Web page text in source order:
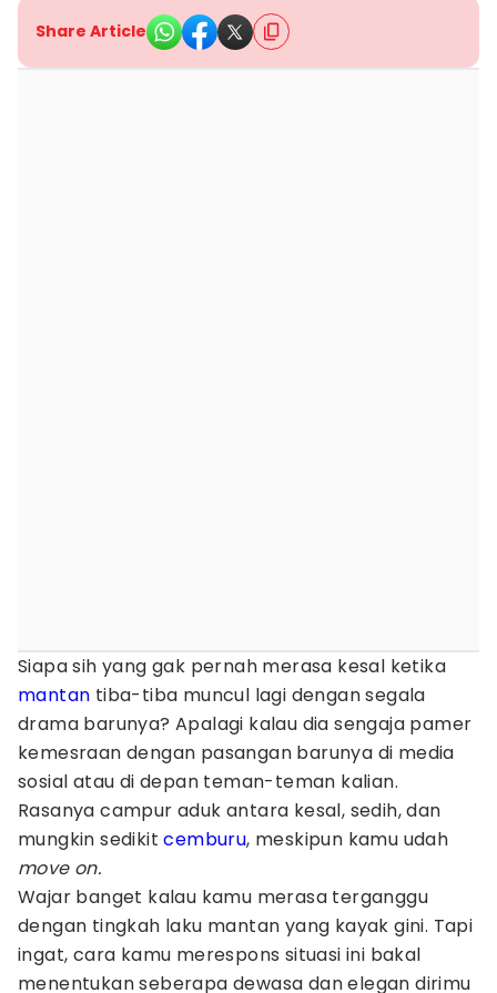
Share Article
Siapa sih yang gak pernah merasa kesal ketika
mantan tiba-tiba muncul lagi dengan segala
drama barunya? Apalagi kalau dia sengaja pamer
kemesraan dengan pasangan barunya di media
sosial atau di depan teman-teman kalian.
Rasanya campur aduk antara kesal, sedih, dan
mungkin sedikitcemburu, meskipun kamu udah
move on.
Wajar banget kalau kamu merasa terganggu
dengan tingkah laku mantan yang kayak gini. Tapi
ingat, cara kamu merespons situasi ini bakal
menentukan seberapa dewasa dan elegan dirimu